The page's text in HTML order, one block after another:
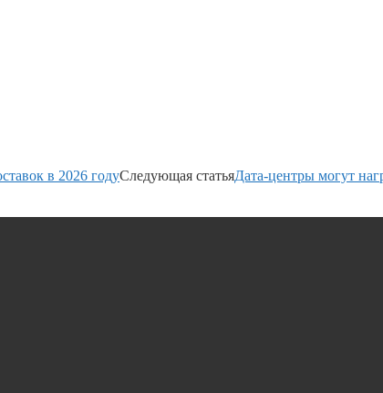
в 2026 годуСледующая статьяДата-центры могут